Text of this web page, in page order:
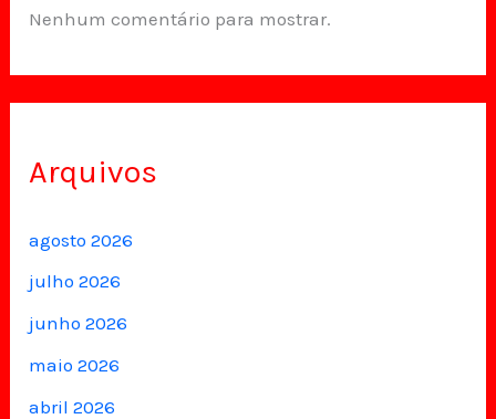
Nenhum comentário para mostrar.
Arquivos
agosto 2026
julho 2026
junho 2026
maio 2026
abril 2026